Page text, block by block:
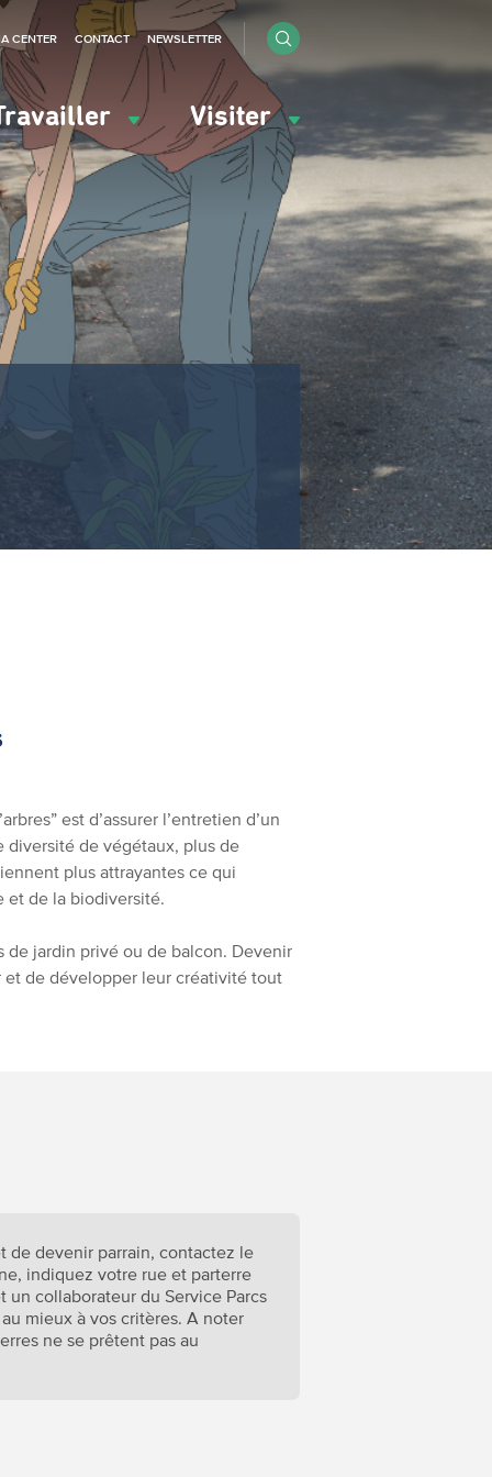
Visiter
CENTER CONTACT NEWSLETTER
est d’assurer l’entretien d’un
diversité de végétaux, plus de
plus attrayantes ce qui
et de la biodiversité.
de jardin privé ou de balcon. Devenir
et de développer leur créativité tout
de devenir parrain, contactez le
indiquez votre rue et parterre
un collaborateur du Service Parcs
mieux à vos critères. A noter
ne se prêtent pas au